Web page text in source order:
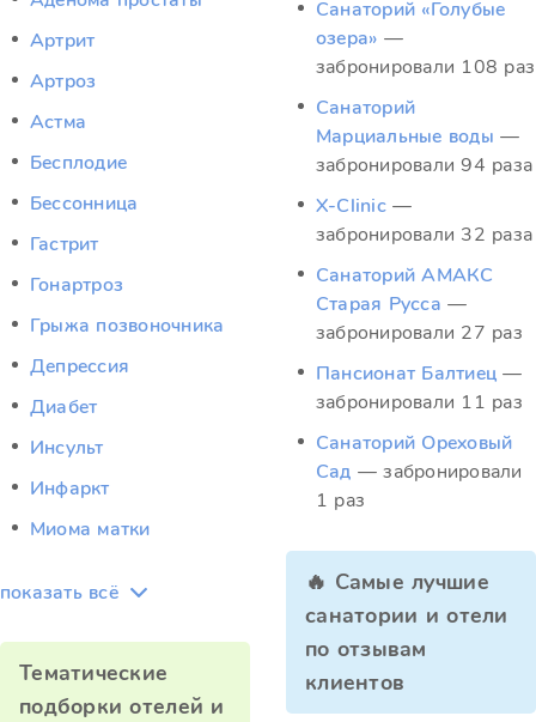
Артрит
Артроз
Астма
Бесплодие
Бессонница
Гастрит
Гонартроз
Грыжа позвоночника
Депрессия
Диабет
Инсульт
Инфаркт
Миома матки
показать всё
Тематические
подборки отелей и
Санаторий «Голубые
озера» —
забронировали 108 раз
Санаторий
Марциальные воды —
забронировали 94 раза
X-Clinic —
забронировали 32 раза
Санаторий АМАКС
Старая Русса —
забронировали 27 раз
Пансионат Балтиец —
забронировали 11 раз
Санаторий Ореховый
Сад — забронировали
1 раз
🔥 Самые лучшие
санатории и отели
по отзывам
клиентов